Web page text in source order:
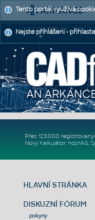
CAD FÓRUM - TIPY A
Přes 123.000
Nový Kalkulátor nosníků,
HLAVNÍ STRÁNKA
DISKUZNÍ FÓRUM
pokyny
Tento portál využívá
Nejste přihlášeni -